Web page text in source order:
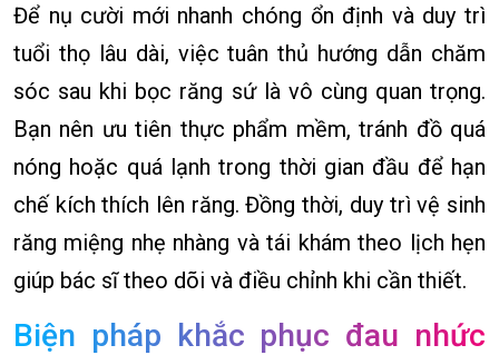
Để nụ cười mới nhanh chóng ổn định và duy trì
tuổi thọ lâu dài, việc tuân thủ hướng dẫn chăm
sóc sau khi bọc răng sứ là vô cùng quan trọng.
Bạn nên ưu tiên thực phẩm mềm, tránh đồ quá
nóng hoặc quá lạnh trong thời gian đầu để hạn
chế kích thích lên răng. Đồng thời, duy trì vệ sinh
răng miệng nhẹ nhàng và tái khám theo lịch hẹn
giúp bác sĩ theo dõi và điều chỉnh khi cần thiết.
Biện pháp khắc phục đau nhức